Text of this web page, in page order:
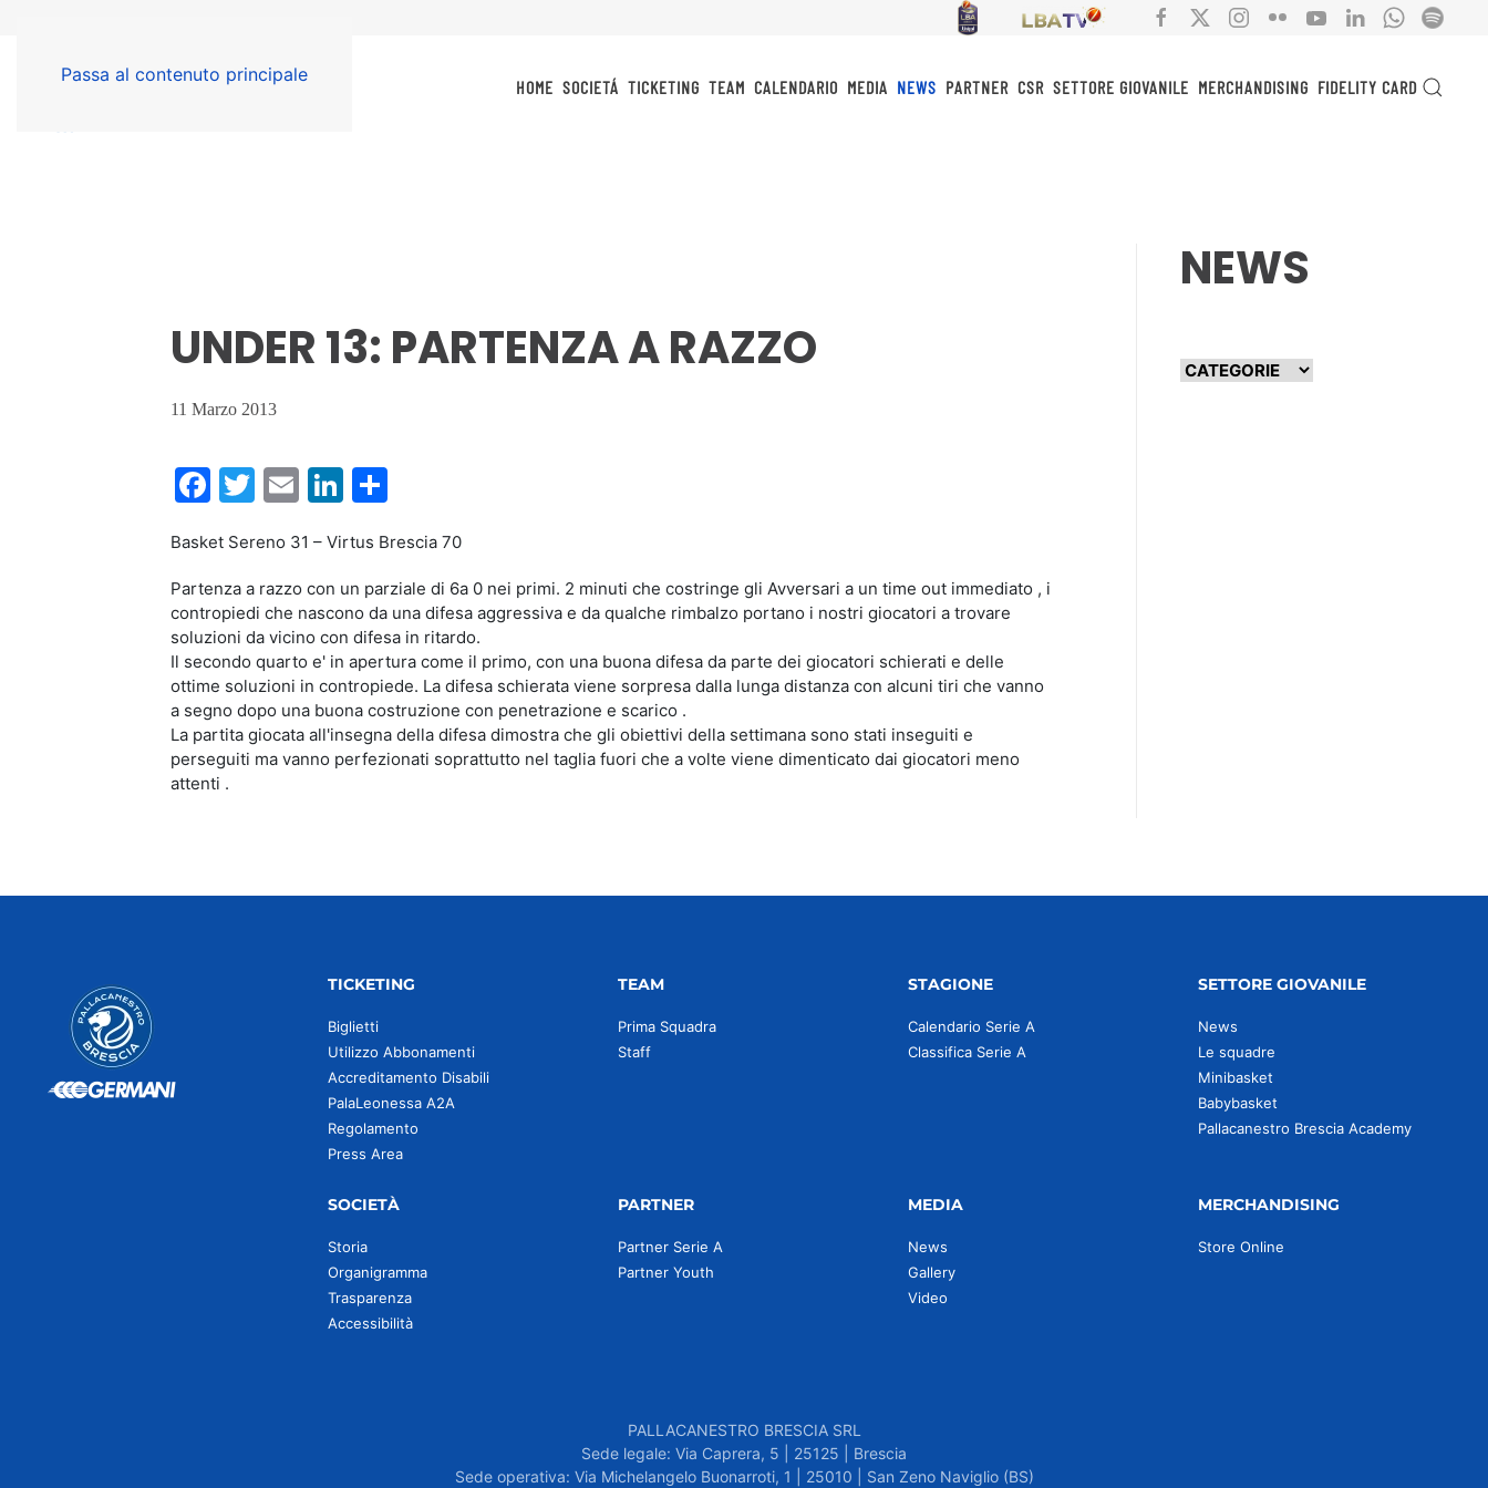
Passa al contenuto principale
HOME SOCIETÁ TICKETING TEAM CALENDARIO MEDIA NEWS PARTNER CSR SETTORE GIOVANILE MERCHANDISING FIDELITY CARD
UNDER 13: PARTENZA A RAZZO
11 Marzo 2013
Facebook
Twitter
EmailLinkedIn
Basket Sereno 31 – Virtus Brescia 70
Partenza a razzo con un parziale di 6a 0 nei primi. 2 minuti che costringe gli Avversari a un time out immediato , i
contropiedi che nascono da una difesa aggressiva e da qualche rimbalzo portano i nostri giocatori a trovare
soluzioni da vicino con difesa in ritardo.
Il secondo quarto e' in apertura come il primo, con una buona difesa da parte dei giocatori schierati e delle
ottime soluzioni in contropiede. La difesa schierata viene sorpresa dalla lunga distanza con alcuni tiri che vanno
a segno dopo una buona costruzione con penetrazione e scarico .
La partita giocata all'insegna della difesa dimostra che gli obiettivi della settimana sono stati inseguiti e
perseguiti ma vanno perfezionati soprattutto nel taglia fuori che a volte viene dimenticato dai giocatori meno
attenti .
NEWS
TICKETING
Biglietti
Utilizzo Abbonamenti
Accreditamento Disabili
PalaLeonessa A2A
Regolamento
Press Area
TEAM
Prima Squadra
Staff
STAGIONE
Calendario Serie A
Classifica Serie A
SETTORE GIOVANILE
News
Le squadre
Minibasket
Babybasket
Pallacanestro Brescia Academy
SOCIETÀ
Storia
Organigramma
Trasparenza
Accessibilità
PARTNER
Partner Serie A
Partner Youth
MEDIA
News
Gallery
Video
MERCHANDISING
Store Online
PALLACANESTRO BRESCIA SRL
Sede legale: Via Caprera, 5 | 25125 | Brescia
Sede operativa: Via Michelangelo Buonarroti, 1 | 25010 | San Zeno Naviglio (BS)